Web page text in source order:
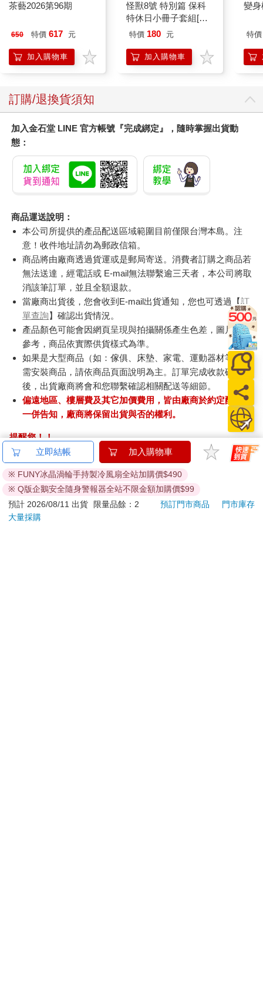
茶藝2026第96期
650 特價 617 元
加入購物車
怪獸8號 特別篇 保科
特休日小冊子套組[限
加購]
特價 180 元
加入購物車
變
特價
訂購/退換貨須知
加入金石堂 LINE 官方帳號『完成綁定』，隨時掌握出貨動
態：
商品運送說明：
本公司所提供的產品配送區域範圍目前僅限台灣本島。注
意！收件地址請勿為郵政信箱。
商品將由廠商透過貨運或是郵局寄送。消費者訂購之商品若
無法送達，經電話或 E-mail無法聯繫逾三天者，本公司將取
消該筆訂單，並且全額退款。
當廠商出貨後，您會收到E-mail出貨通知，您也可透過【訂
單查詢】確認出貨情況。
產品顏色可能會因網頁呈現與拍攝關係產生色差，圖片僅供
參考，商品依實際供貨樣式為準。
如果是大型商品（如：傢俱、床墊、家電、運動器材等）及
需安裝商品，請依商品頁面說明為主。訂單完成收款確認
後，出貨廠商將會和您聯繫確認相關配送等細節。
偏遠地區、樓層費及其它加價費用，皆由廠商於約定配送時
一併告知，廠商將保留出貨與否的權利。
提醒您！！
金石堂及銀行均不會請您操作ATM! 如接獲電話要求您前往
ATM提款機，請不要聽從指示，以免受騙上當！
退換貨須知：
**提醒您，鑑賞期不等於試用期，退回商品須為全新狀態**
依據「消費者保護法」第19條及行政院消費者保護處公告之
立即結帳 加入購物車
※ FUNY冰晶渦輪手持製冷風扇全站加購價$490
※ Q版企鵝安全隨身警報器全站不限金額加購價$99
預計 2026/08/11 出貨
限量品餘：2 預訂門市商品
門市庫存
大量採購